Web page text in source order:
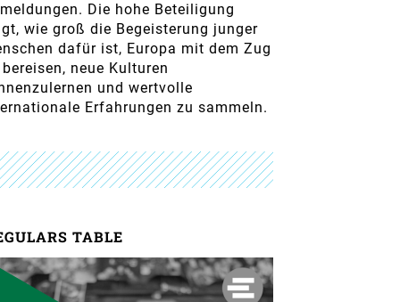
Die hohe Beteiligung
wie groß die Begeisterung junger
dafür ist, Europa mit dem Zug
neue Kulturen
und wertvolle
Erfahrungen zu sammeln.
TABLE